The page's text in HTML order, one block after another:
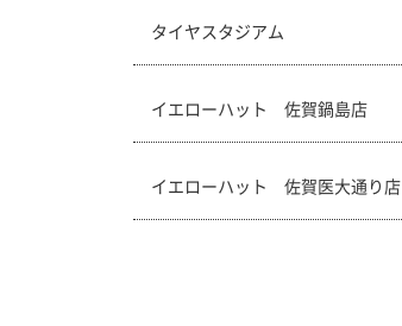
タイヤスタジアム
イエローハット 佐賀鍋島店
イエローハット 佐賀医大通り店